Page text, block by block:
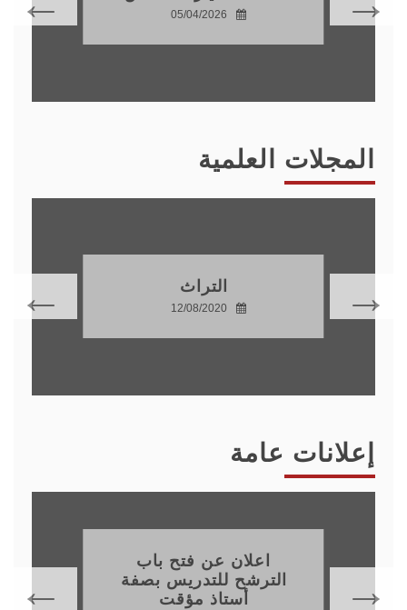
05/04/2026
المجلات العلمية
التراث
12/08/2020
إعلانات عامة
اعلان عن فتح باب
الترشح للتدريس بصفة
أستاذ مؤقت